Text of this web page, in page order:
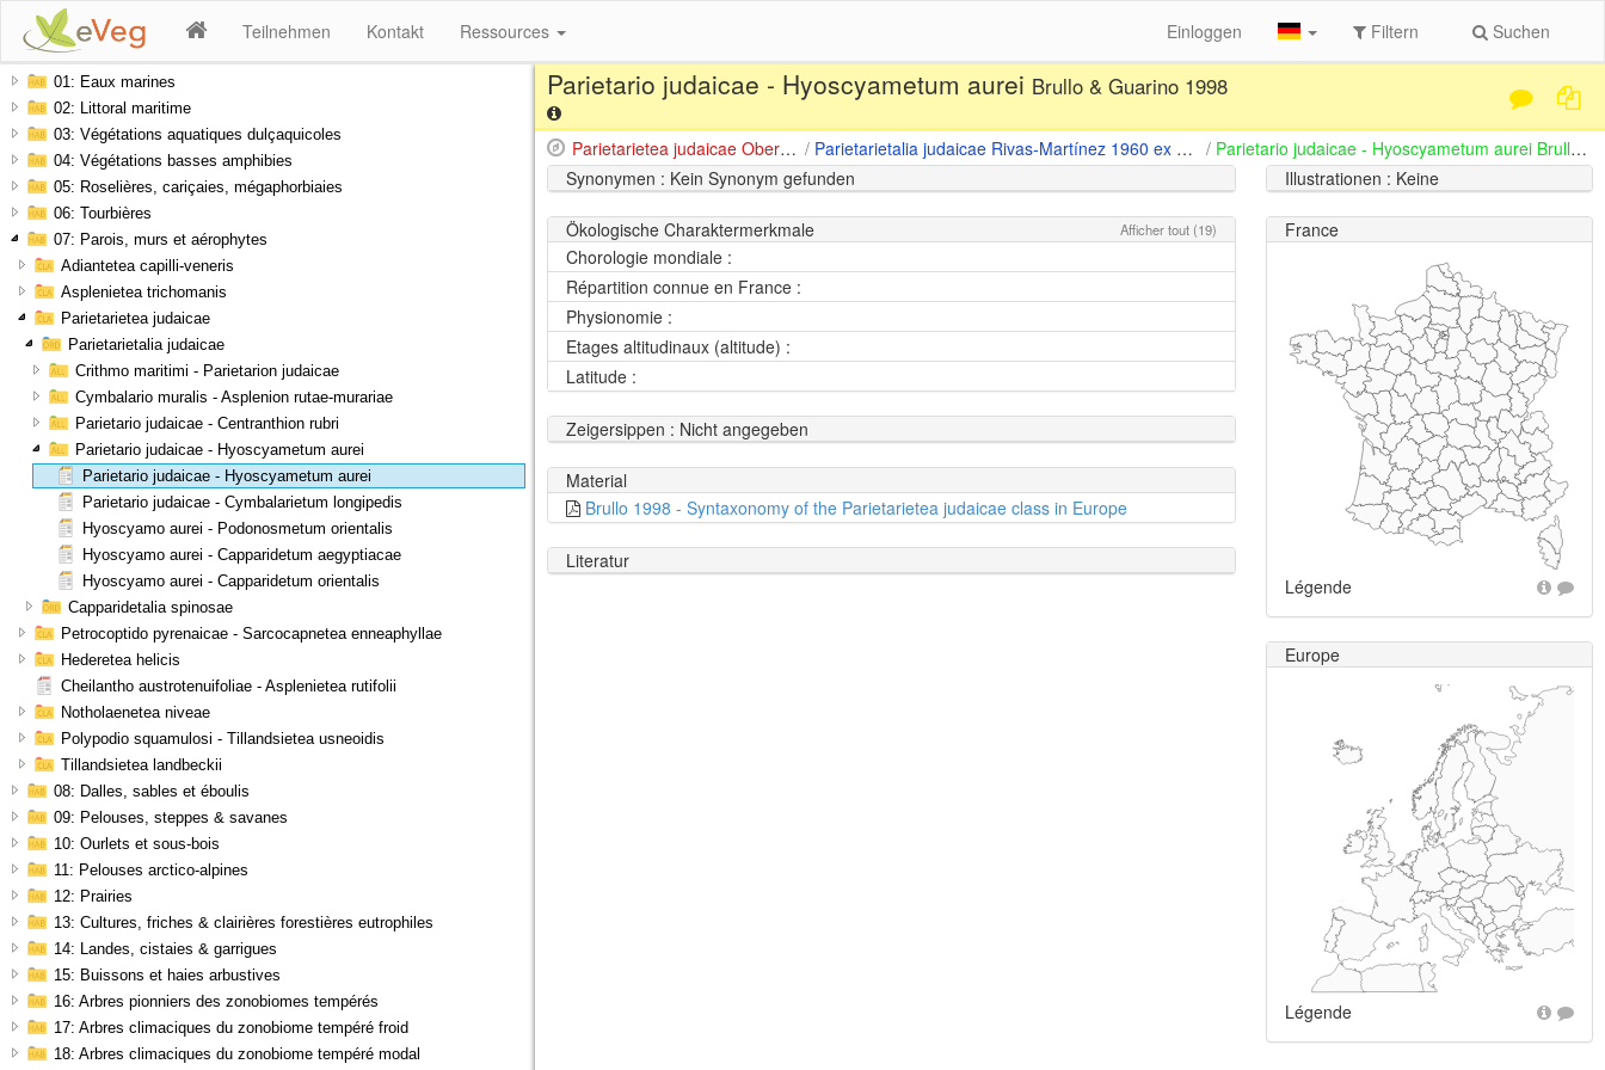
Teilnehmen Kontakt Suchen
Filtern
Einloggen
Ressources
01: Eaux marines
02: Littoral maritime
03: Végétations aquatiques dulçaquicoles
04: Végétations basses amphibies
05: Roselières, cariçaies, mégaphorbiaies
06: Tourbières
07: Parois, murs et aérophytes
Adiantetea capilli-veneris
Asplenietea trichomanis
Parietarietea judaicae
Parietarietalia judaicae
Crithmo maritimi - Parietarion judaicae
Cymbalario muralis - Asplenion rutae-murariae
Parietario judaicae - Centranthion rubri
Parietario judaicae - Hyoscyametum aurei
Parietario judaicae - Hyoscyametum aurei
Parietario judaicae - Cymbalarietum longipedis
Hyoscyamo aurei - Podonosmetum orientalis
Hyoscyamo aurei - Capparidetum aegyptiacae
Hyoscyamo aurei - Capparidetum orientalis
Capparidetalia spinosae
Petrocoptido pyrenaicae - Sarcocapnetea enneaphyllae
Hederetea helicis
Cheilantho austrotenuifoliae - Asplenietea rutifolii
Notholaenetea niveae
Polypodio squamulosi - Tillandsietea usneoidis
Tillandsietea landbeckii
08: Dalles, sables et éboulis
09: Pelouses, steppes & savanes
10: Ourlets et sous-bois
11: Pelouses arctico-alpines
12: Prairies
13: Cultures, friches & clairières forestières eutrophiles
14: Landes, cistaies & garrigues
15: Buissons et haies arbustives
16: Arbres pionniers des zonobiomes tempérés
17: Arbres climaciques du zonobiome tempéré froid
18: Arbres climaciques du zonobiome tempéré modal
Parietario judaicae - Hyoscyametum aurei Brullo & Guarino 1998
Parietarietea judaicae Oberdorfer 1977 / Parietarietalia judaicae Rivas-Martínez 1960 ex Rivas Goday 1964 /
Parietario judaicae - Hyoscyametum aurei Brullo & Guarino 1998
Synonymen : Kein Synonym gefunden
Ökologische Charaktermerkmale Afficher tout (19)
Chorologie mondiale :
Répartition connue en France :
Physionomie :
Etages altitudinaux (altitude) :
Latitude :
Zeigersippen : Nicht angegeben
Material
Brullo 1998 - Syntaxonomy of the Parietarietea judaicae class in Europe
Literatur
Illustrationen : Keine
France
Légende
Europe
Légende